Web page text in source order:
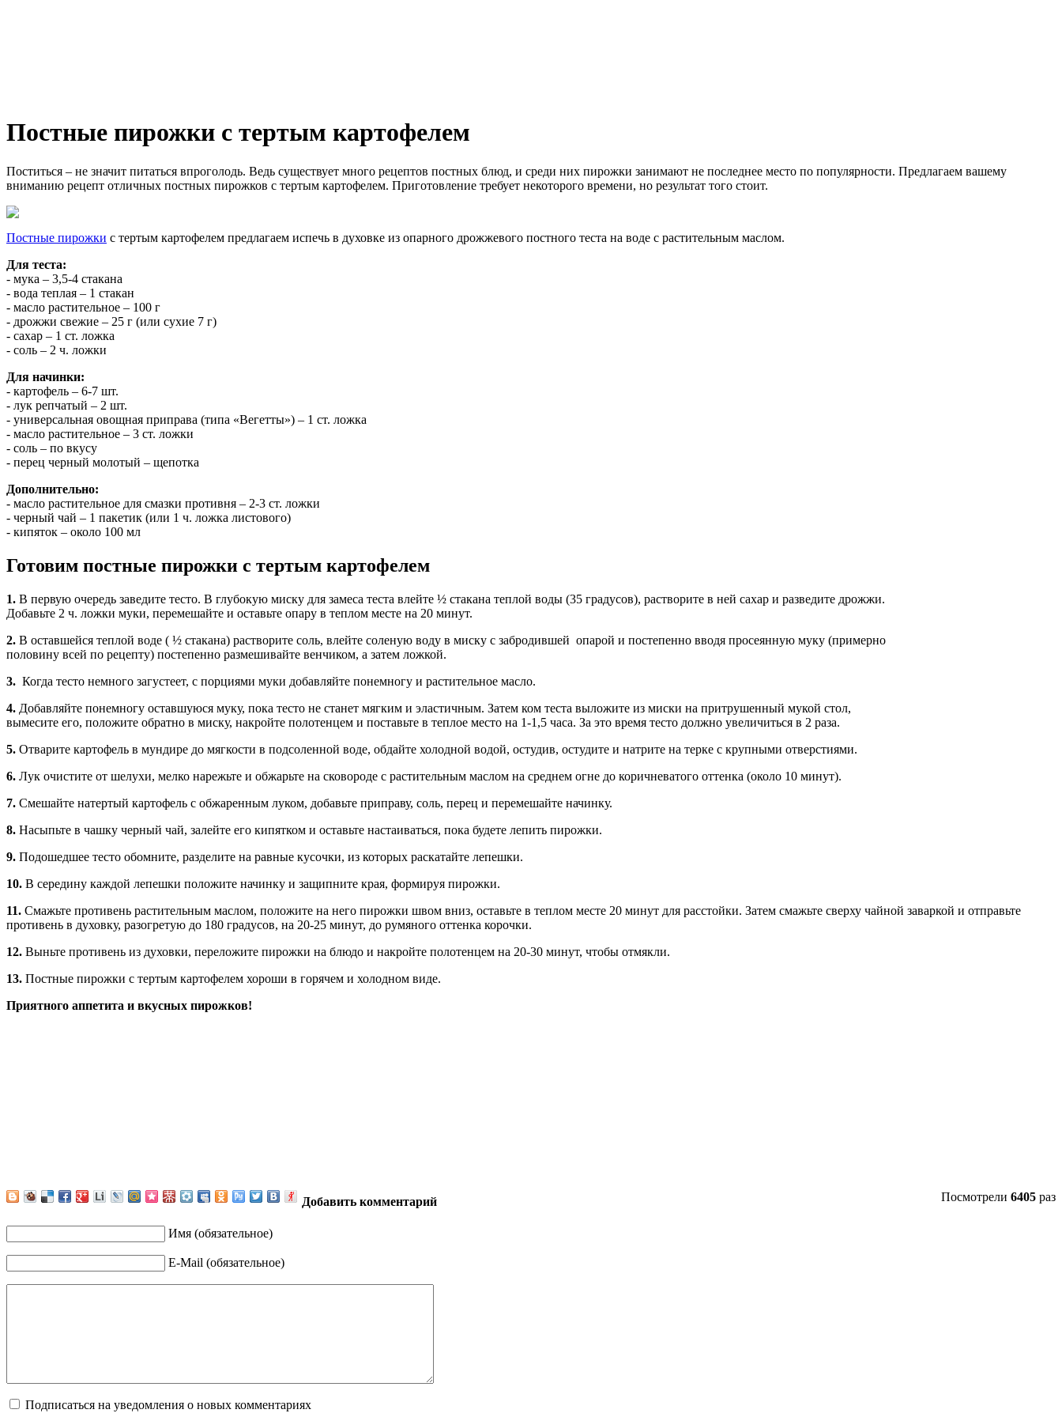
Постные пирожки с тертым картофелем
Поститься – не значит питаться впроголодь. Ведь существует много рецептов постных блюд, и среди них пирожки занимают не последнее место по популярности. Предлагаем вашему
вниманию рецепт отличных постных пирожков с тертым картофелем. Приготовление требует некоторого времени, но результат того стоит.
Постные пирожки с тертым картофелем предлагаем испечь в духовке из опарного дрожжевого постного теста на воде с растительным маслом.
Для теста:
- мука – 3,5-4 стакана
- вода теплая – 1 стакан
- масло растительное – 100 г
- дрожжи свежие – 25 г (или сухие 7 г)
- сахар – 1 ст. ложка
- соль – 2 ч. ложки
Для начинки:
- картофель – 6-7 шт.
- лук репчатый – 2 шт.
- универсальная овощная приправа (типа «Вегетты») – 1 ст. ложка
- масло растительное – 3 ст. ложки
- соль – по вкусу
- перец черный молотый – щепотка
Дополнительно:
- масло растительное для смазки противня – 2-3 ст. ложки
- черный чай – 1 пакетик (или 1 ч. ложка листового)
- кипяток – около 100 мл
Готовим постные пирожки с тертым картофелем
1. В первую очередь заведите тесто. В глубокую миску для замеса теста влейте ½ стакана теплой воды (35 градусов), растворите в ней сахар и разведите дрожжи.
Добавьте 2 ч. ложки муки, перемешайте и оставьте опару в теплом месте на 20 минут.
2. В оставшейся теплой воде ( ½ стакана) растворите соль, влейте соленую воду в миску с забродившей опарой и постепенно вводя просеянную муку (примерно
половину всей по рецепту) постепенно размешивайте венчиком, а затем ложкой.
3. Когда тесто немного загустеет, с порциями муки добавляйте понемногу и растительное масло.
4. Добавляйте понемногу оставшуюся муку, пока тесто не станет мягким и эластичным. Затем ком теста выложите из миски на притрушенный мукой стол,
вымесите его, положите обратно в миску, накройте полотенцем и поставьте в теплое место на 1-1,5 часа. За это время тесто должно увеличиться в 2 раза.
5. Отварите картофель в мундире до мягкости в подсоленной воде, обдайте холодной водой, остудив, остудите и натрите на терке с крупными отверстиями.
6. Лук очистите от шелухи, мелко нарежьте и обжарьте на сковороде с растительным маслом на среднем огне до коричневатого оттенка (около 10 минут).
7. Смешайте натертый картофель с обжаренным луком, добавьте приправу, соль, перец и перемешайте начинку.
8. Насыпьте в чашку черный чай, залейте его кипятком и оставьте настаиваться, пока будете лепить пирожки.
9. Подошедшее тесто обомните, разделите на равные кусочки, из которых раскатайте лепешки.
10. В середину каждой лепешки положите начинку и защипните края, формируя пирожки.
11. Смажьте противень растительным маслом, положите на него пирожки швом вниз, оставьте в теплом месте 20 минут для расстойки. Затем смажьте сверху чайной заваркой и отправьте
противень в духовку, разогретую до 180 градусов, на 20-25 минут, до румяного оттенка корочки.
12. Выньте противень из духовки, переложите пирожки на блюдо и накройте полотенцем на 20-30 минут, чтобы отмякли.
13. Постные пирожки с тертым картофелем хороши в горячем и холодном виде.
Приятного аппетита и вкусных пирожков!
Посмотрели 6405 раз
Добавить комментарий
Имя (обязательное)
E-Mail (обязательное)
Подписаться на уведомления о новых комментариях